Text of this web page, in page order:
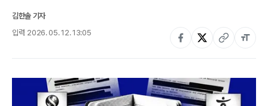
김한솔 기자
입력 2026. 05. 12. 13:05